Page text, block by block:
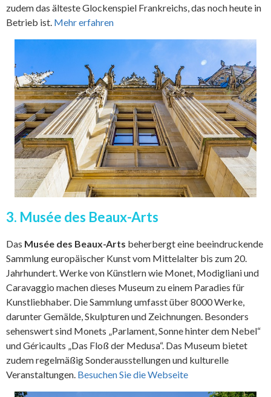
zudem das älteste Glockenspiel Frankreichs, das noch heute in
Betrieb ist. Mehr erfahren
3. Musée des Beaux-Arts
Das Musée des Beaux-Arts beherbergt eine beeindruckende
Sammlung europäischer Kunst vom Mittelalter bis zum 20.
Jahrhundert. Werke von Künstlern wie Monet, Modigliani und
Caravaggio machen dieses Museum zu einem Paradies für
Kunstliebhaber. Die Sammlung umfasst über 8000 Werke,
darunter Gemälde, Skulpturen und Zeichnungen. Besonders
sehenswert sind Monets „Parlament, Sonne hinter dem Nebel“
und Géricaults „Das Floß der Medusa“. Das Museum bietet
zudem regelmäßig Sonderausstellungen und kulturelle
Veranstaltungen. Besuchen Sie die Webseite